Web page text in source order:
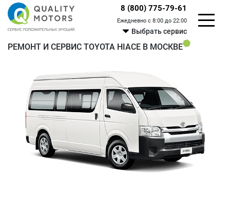
8 (800) 775-79-61
Ежедневно с 8:00 до 22:00
Выбрать сервис
РЕМОНТ И СЕРВИС TOYOTA HIACE В МОСКВЕ